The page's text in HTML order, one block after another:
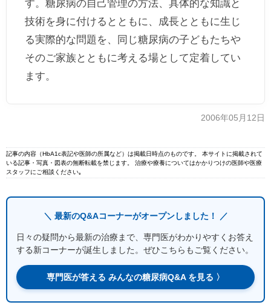
す。糖尿病の自己管理の方法、具体的な知識と
技術を身に付けるとともに、成長とともに生じ
る実際的な問題を、同じ糖尿病の子どもたちや
そのご家族とともに考える場として定着してい
ます。
2006年05月12日
記事の内容（HbA1c表記や医師の所属など）は掲載日時点のものです。 本サイトに掲載されて
いる記事・写真・図表の無断転載を禁じます。 治療や療養についてはかかりつけの医師や医療
スタッフにご相談ください｡
＼ 最新のQ&Aコーナーがオープンしました！ ／
日々の疑問から最新の治療まで、専門医がわかりやすくお答え
する新コーナーが誕生しました。ぜひこちらもご覧ください。
専門医が答える みんなの糖尿病Q&A を見る 〉